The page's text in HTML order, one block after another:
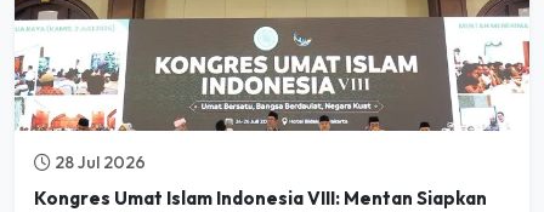
28 Jul 2026
Kongres Umat Islam Indonesia VIII: Mentan Siapkan